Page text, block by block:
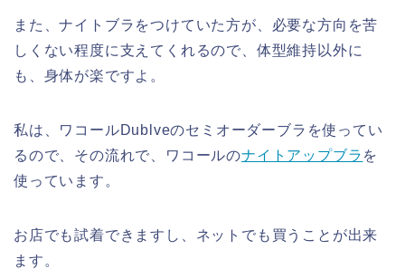
また、ナイトブラをつけていた方が、必要な方向を苦
しくない程度に支えてくれるので、体型維持以外に
も、身体が楽ですよ。
私は、ワコールDublveのセミオーダーブラを使ってい
るので、その流れで、ワコールのナイトアップブラ を
使っています。
お店でも試着できますし、ネットでも買うことが出来
ます。